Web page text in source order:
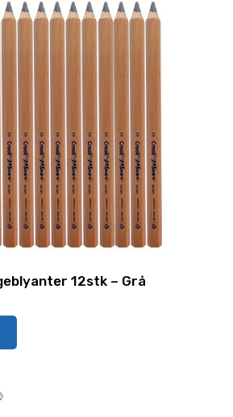
12stk – Grå